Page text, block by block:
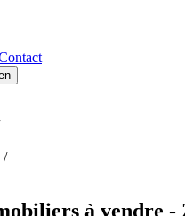
/
à vendre -